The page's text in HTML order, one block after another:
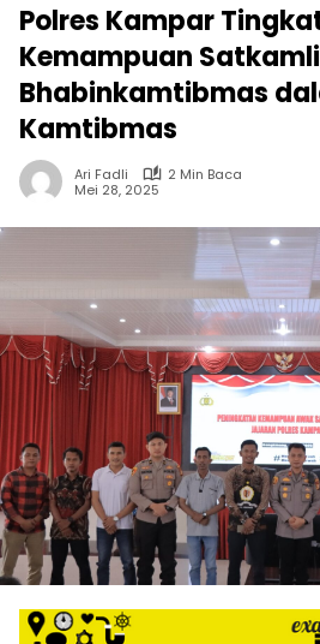
Polres Kampar
Kemampuan
Bhabinkamtibmas
Kamtibmas
Ari Fadli
2 Min Baca
Mei 28, 2025